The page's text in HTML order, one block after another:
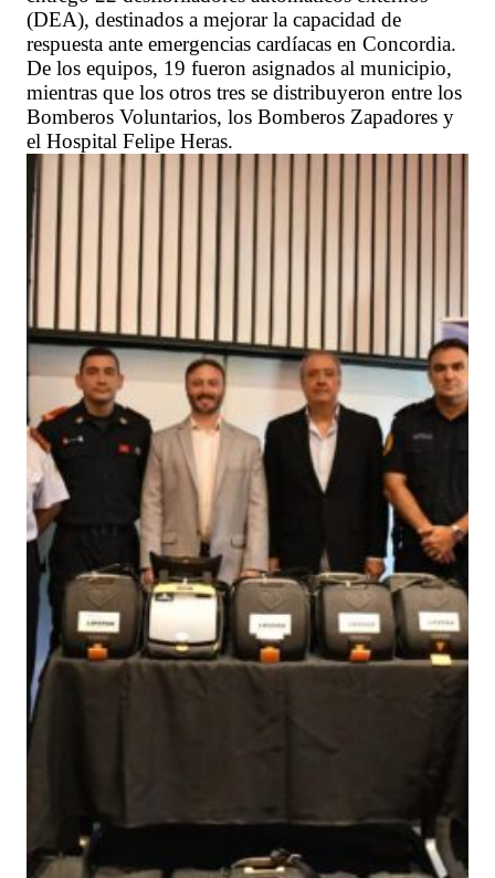
(DEA), destinados a mejorar la capacidad de
respuesta ante emergencias cardíacas en Concordia.
De los equipos, 19 fueron asignados al municipio,
mientras que los otros tres se distribuyeron entre los
Bomberos Voluntarios, los Bomberos Zapadores y
el Hospital Felipe Heras.